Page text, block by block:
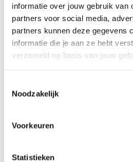
informatie over jouw gebruik van
partners voor social media,
partners kunnen deze gegevens
informatie die je aan ze hebt
verzameld op basis van jouw
Noodzakelijk
Voorkeuren
Statistieken
Nóg meer korting met Voordeel
nog meer korting. Als Koning(in)
Voordeel Vouchers in de Vomar-